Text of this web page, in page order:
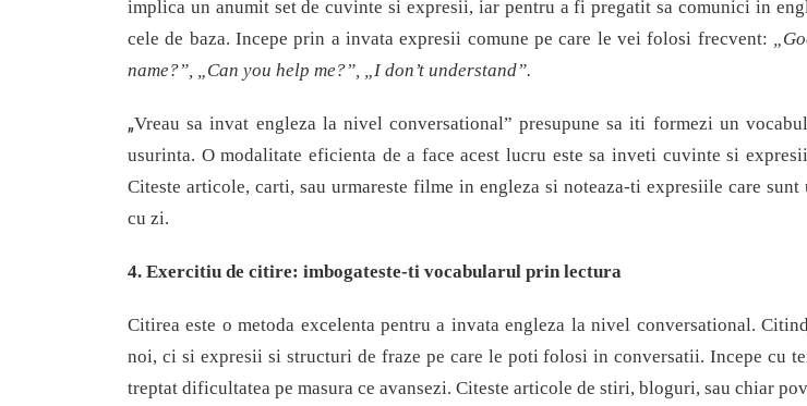
implica un anumit set de cuvinte si expresii, iar pentru a fi pregatit sa comunici in
cele de baza. Incepe prin a invata expresii comune pe care le vei folosi frecvent:
name?”, „Can you help me?”, „I don’t understand”.
„Vreau sa invat engleza la nivel conversational” presupune sa iti formezi un
usurinta. O modalitate eficienta de a face acest lucru este sa inveti cuvinte si
Citeste articole, carti, sau urmareste filme in engleza si noteaza-ti expresiile care
cu zi.
4. Exercitiu de citire: imbogateste-ti vocabularul prin lectura
Citirea este o metoda excelenta pentru a invata engleza la nivel conversational.
noi, ci si expresii si structuri de fraze pe care le poti folosi in conversatii. Incepe cu
treptat dificultatea pe masura ce avansezi. Citeste articole de stiri, bloguri, sau chiar